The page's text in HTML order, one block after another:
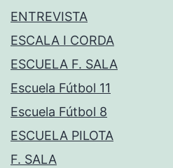
ENTREVISTA
ESCALA I CORDA
ESCUELA F. SALA
Escuela Fútbol 11
Escuela Fútbol 8
ESCUELA PILOTA
F. SALA